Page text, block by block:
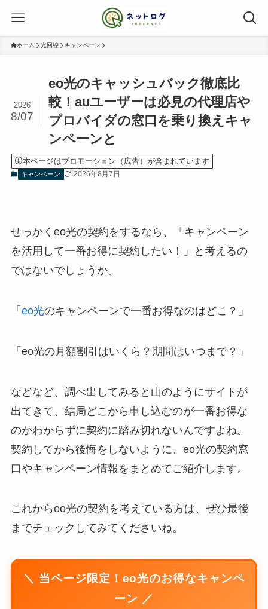
ホーム 光回線 キャンペーン
eo光のキャッシュバック徹底比
較！auユーザーは必見の代理店や
プロバイダの窓口を乗り換えキャ
ンペーンと
2026
8/07
本ページはプロモーション（広告）が含まれています
キャンペーン 2026年8月7日
せっかくeo光の契約をするなら、「キャンペーン
を活用して一番お得に契約したい！」と考えるの
ではないでしょうか。
「 eo光のキャンペーンで一番お得なのはどこ？」
「eo光の月額割引はいくら？期間はいつまで？」
などなど、調べ出してみると山のようにサイトが
出てきて、結局どこから申し込むのが一番お得な
のかわからずに契約に踏み切れないんですよね。
契約してから後悔をしないように、eo光の契約窓
口やキャンペーン情報をまとめてご紹介します。
これからeo光の契約を考えている方は、ぜひ最後
までチェックしてみてくださいね。
＼ 当ページ限定！eo光のお得なキャンペ
ーン ／